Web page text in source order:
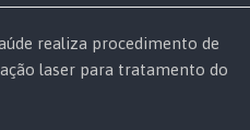
realiza procedimento de
laser para tratamento do